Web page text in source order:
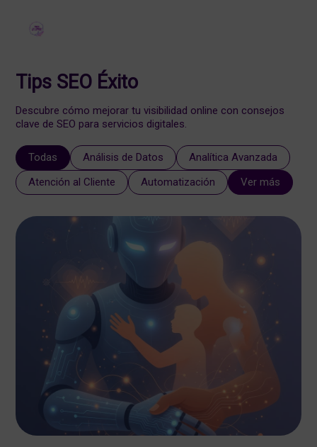
Tips SEO Éxito
Descubre cómo mejorar tu visibilidad online con consejos
clave de SEO para servicios digitales.
Todas Análisis de Datos
Analítica Avanzada
Atención al Cliente
Automatización Ver más